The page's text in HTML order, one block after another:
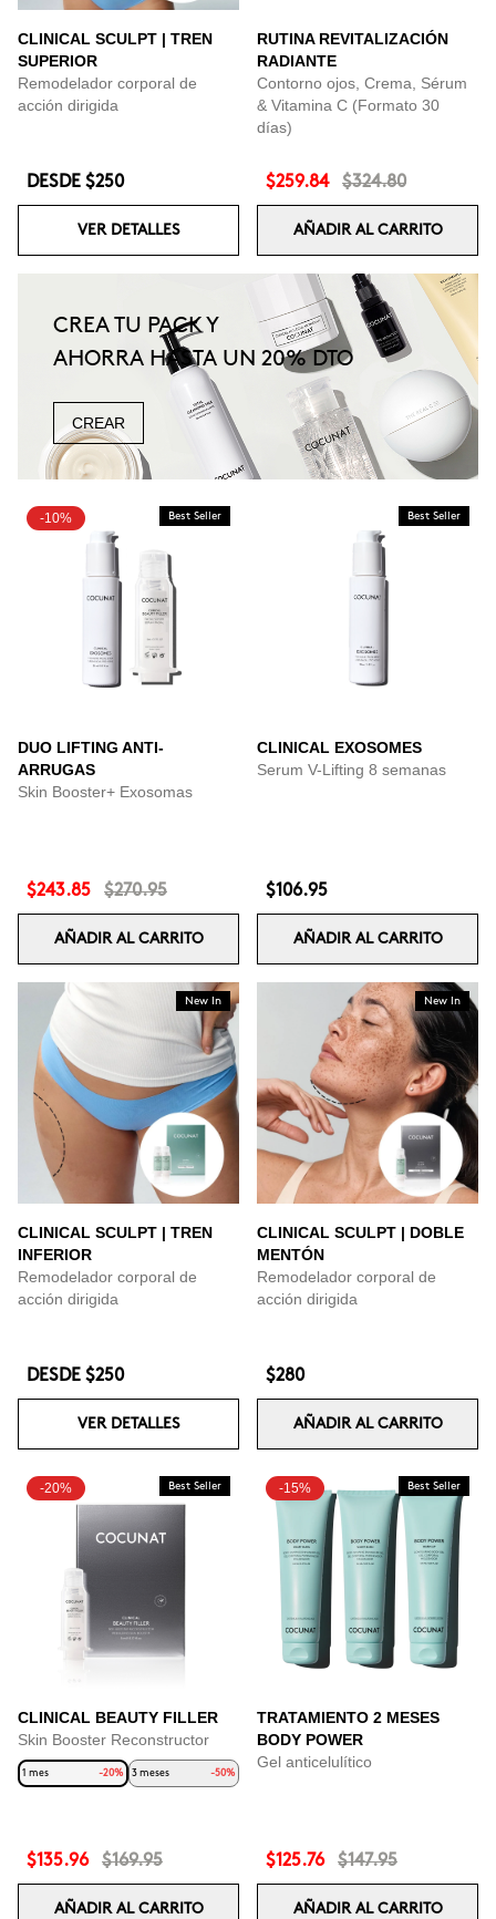
CLINICAL SCULPT | TREN
SUPERIOR
Remodelador corporal de
acción dirigida
DESDE $250
VER DETALLES
RUTINA REVITALIZACIÓN
RADIANTE
Contorno ojos, Crema, Sérum
& Vitamina C (Formato 30
días)
$259.84 $324.80
AÑADIR AL CARRITO
CREA TU PACK Y
AHORRA HASTA UN 20% DTO
CREAR
-10% Best Seller
DUO LIFTING ANTI-
ARRUGAS
Skin Booster+ Exosomas
$243.85 $270.95
AÑADIR AL CARRITO
Best Seller
CLINICAL EXOSOMES
Serum V-Lifting 8 semanas
$106.95
AÑADIR AL CARRITO
New In
CLINICAL SCULPT | TREN
INFERIOR
Remodelador corporal de
acción dirigida
DESDE $250
VER DETALLES
New In
CLINICAL SCULPT | DOBLE
MENTÓN
Remodelador corporal de
acción dirigida
$280
AÑADIR AL CARRITO
-20% Best Seller
CLINICAL BEAUTY FILLER
Skin Booster Reconstructor
1 mes -20% 3 meses -50%
$135.96 $169.95
AÑADIR AL CARRITO
-15% Best Seller
TRATAMIENTO 2 MESES
BODY POWER
Gel anticelulítico
$125.76 $147.95
AÑADIR AL CARRITO